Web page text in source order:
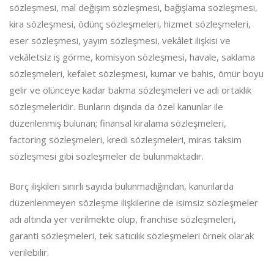
sözleşmesi, mal değişim sözleşmesi, bağışlama sözleşmesi,
kira sözleşmesi, ödünç sözleşmeleri, hizmet sözleşmeleri,
eser sözleşmesi, yayım sözleşmesi, vekâlet ilişkisi ve
vekâletsiz iş görme, komisyon sözleşmesi, havale, saklama
sözleşmeleri, kefalet sözleşmesi, kumar ve bahis, ömür boyu
gelir ve ölünceye kadar bakma sözleşmeleri ve adi ortaklık
sözleşmeleridir. Bunların dışında da özel kanunlar ile
düzenlenmiş bulunan; finansal kiralama sözleşmeleri,
factoring sözleşmeleri, kredi sözleşmeleri, miras taksim
sözleşmesi gibi sözleşmeler de bulunmaktadır.
Borç ilişkileri sınırlı sayıda bulunmadığından, kanunlarda
düzenlenmeyen sözleşme ilişkilerine de isimsiz sözleşmeler
adı altında yer verilmekte olup, franchise sözleşmeleri,
garanti sözleşmeleri, tek satıcılık sözleşmeleri örnek olarak
verilebilir.